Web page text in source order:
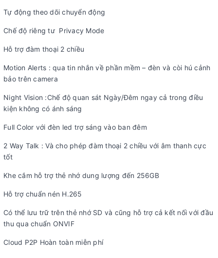
Tự động theo dõi chuyển động
Chế độ riêng tư Privacy Mode
Hỗ trợ đàm thoại 2 chiều
Motion Alerts : qua tin nhắn về phần mềm – đèn và còi hú cảnh
bảo trên camera
Night Vision :Chế độ quan sát Ngày/Đêm ngay cả trong điều
kiện không có ánh sáng
Full Color với đèn led trợ sáng vào ban đêm
2 Way Talk : Và cho phép đàm thoại 2 chiều với âm thanh cực
tốt
Khe cắm hỗ trợ thẻ nhớ dung lượng đến 256GB
Hỗ trợ chuẩn nén H.265
Có thể lưu trữ trên thẻ nhớ SD và cũng hỗ trợ cả kết nối với đầu
thu qua chuẩn ONVIF
Cloud P2P Hoàn toàn miễn phí